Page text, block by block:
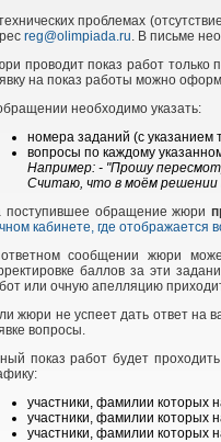
проблемах
reg@olimpiada.ru. В письме
проводит показ работ только
на показ работы можно
необходимо указать:
номера заданий (с указанием
вопросы по каждому
Например: - "Прошу
Считаю, что в моём решении
поступившее обращение жюри
кабинете, где отображается
сообщении жюри
баллов за эти
или очную апелляцию
жюри не успеет дать ответ на
вопросы.
показ работ будет
участники, фамилии которых
участники, фамилии которых
участники, фамилии которых